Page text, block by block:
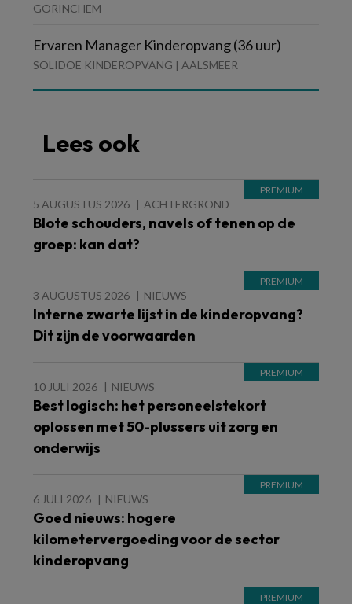
GORINCHEM
Ervaren Manager Kinderopvang (36 uur)
SOLIDOE KINDEROPVANG | AALSMEER
Lees ook
5 AUGUSTUS 2026 ACHTERGROND
Blote schouders, navels of tenen op de
groep: kan dat?
3 AUGUSTUS 2026 NIEUWS
Interne zwarte lijst in de kinderopvang?
Dit zijn de voorwaarden
10 JULI 2026 NIEUWS
Best logisch: het personeelstekort
oplossen met 50-plussers uit zorg en
onderwijs
6 JULI 2026 NIEUWS
Goed nieuws: hogere
kilometervergoeding voor de sector
kinderopvang